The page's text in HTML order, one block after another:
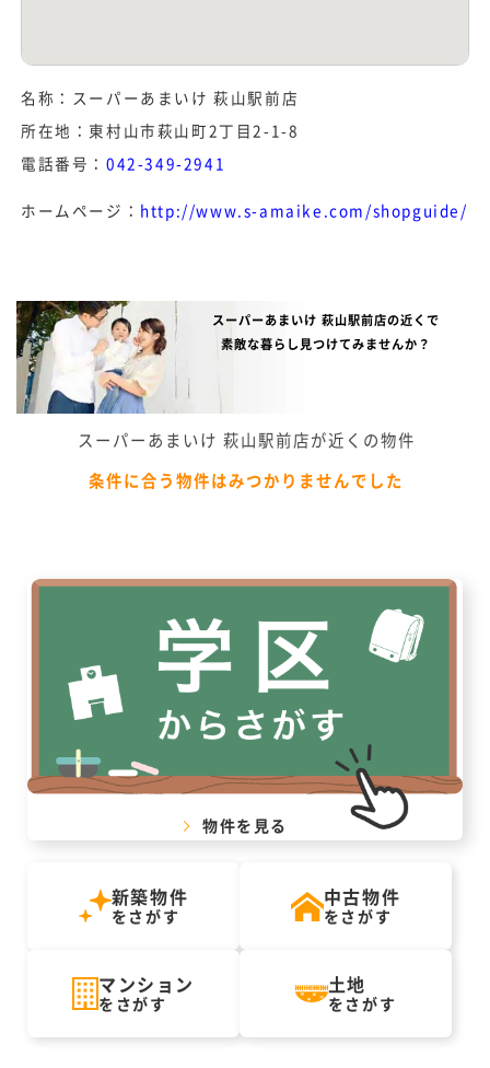
名称：スーパーあまいけ 萩山駅前店
所在地：東村山市萩山町2丁目2-1-8
電話番号：042-349-2941
ホームページ： http://www.s-amaike.com/shopguide/
スーパーあまいけ 萩山駅前店の近くで
素敵な暮らし見つけてみませんか？
スーパーあまいけ 萩山駅前店が近くの物件
条件に合う物件はみつかりませんでした
物件を見る
新築物件
をさがす
中古物件
をさがす
マンション
をさがす
土地
をさがす